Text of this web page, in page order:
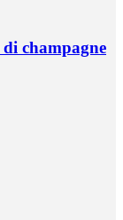
champagne